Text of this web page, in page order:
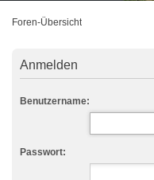
Foren-Übersicht
Anmelden
Benutzername:
Passwort: